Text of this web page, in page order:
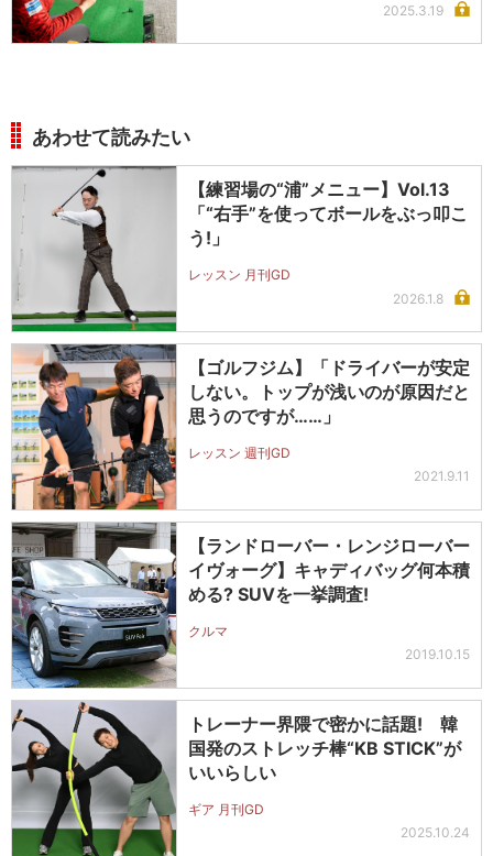
2025.3.19
あわせて読みたい
【練習場の“浦”メニュー】Vol.13
「“右手”を使ってボールをぶっ叩こ
う!」
レッスン 月刊GD
2026.1.8
【ゴルフジム】「ドライバーが安定
しない。トップが浅いのが原因だと
思うのですが……」
レッスン 週刊GD
2021.9.11
【ランドローバー・レンジローバー
イヴォーグ】キャディバッグ何本積
める? SUVを一挙調査!
クルマ
2019.10.15
トレーナー界隈で密かに話題! 韓
国発のストレッチ棒“KB STICK”が
いいらしい
ギア 月刊GD
2025.10.24